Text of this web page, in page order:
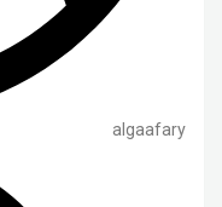
algaafary